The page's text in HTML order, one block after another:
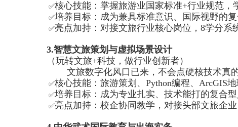
✅核心技能：掌握旅游业国家标准+行业规范，
✅培养目标：成为兼具标准意识、国际视野的
✅亮点加持：对接文旅行业核心岗位， 8学分系
3.智慧文旅策划与虚拟场景设计
（玩转文旅+科技，做行业创新者）
文旅数字化风口已来，不会点硬核技术真
✅核心技能：旅游策划、 Python编程、 ArcGIS地
✅培养目标：成为专业扎实、技术能打的复合
✅亮点加持：校企协同教学，对接头部文旅企